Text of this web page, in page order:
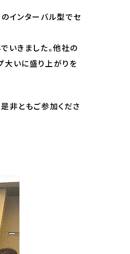
インターバル型でセ
いきました。他社の
大いに盛り上がりを
非ともご参加くださ